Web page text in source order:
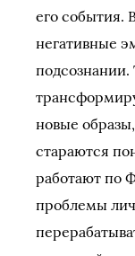
его события.
негативные
подсознании.
новые
стараются
работают по
проблемы